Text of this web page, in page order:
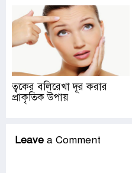
ত্বকের বলিরেখা দূর করার
প্রাকৃতিক উপায়
Leave a Comment